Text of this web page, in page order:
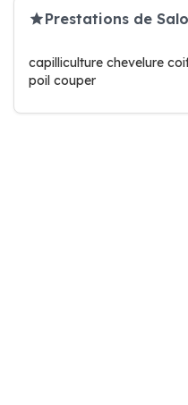
Prestations de
capilliculture chevelure
poil couper